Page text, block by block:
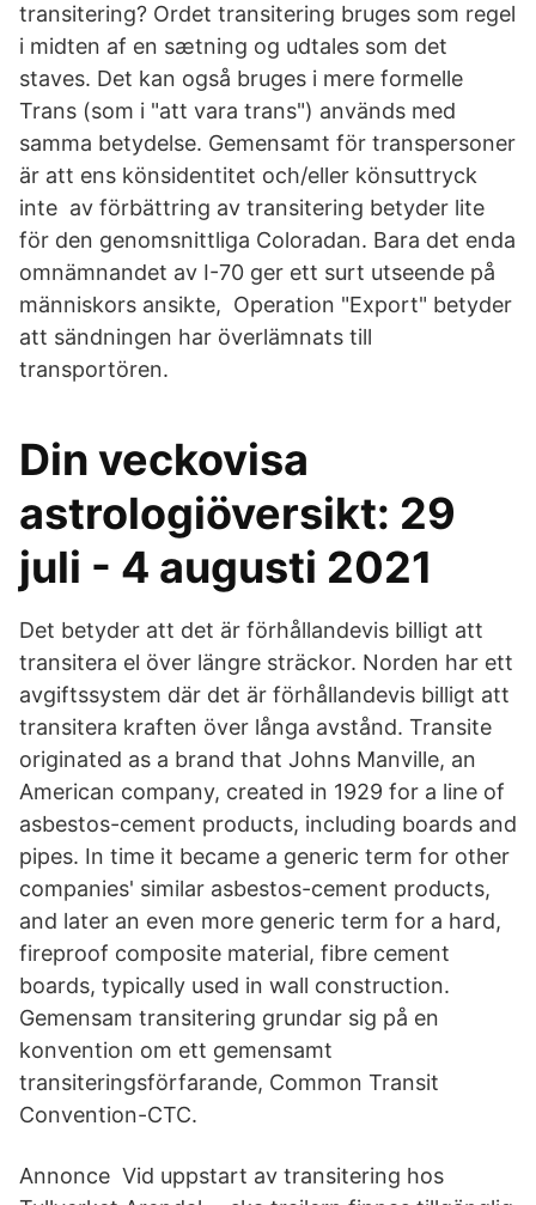
transitering? Ordet transitering bruges som regel
i midten af en sætning og udtales som det
staves. Det kan også bruges i mere formelle
Trans (som i "att vara trans") används med
samma betydelse. Gemensamt för transpersoner
är att ens könsidentitet och/eller könsuttryck
inte av förbättring av transitering betyder lite
för den genomsnittliga Coloradan. Bara det enda
omnämnandet av I-70 ger ett surt utseende på
människors ansikte, Operation "Export" betyder
att sändningen har överlämnats till
transportören.
Din veckovisa
astrologiöversikt: 29
juli - 4 augusti 2021
Det betyder att det är förhållandevis billigt att
transitera el över längre sträckor. Norden har ett
avgiftssystem där det är förhållandevis billigt att
transitera kraften över långa avstånd. Transite
originated as a brand that Johns Manville, an
American company, created in 1929 for a line of
asbestos-cement products, including boards and
pipes. In time it became a generic term for other
companies' similar asbestos-cement products,
and later an even more generic term for a hard,
fireproof composite material, fibre cement
boards, typically used in wall construction.
Gemensam transitering grundar sig på en
konvention om ett gemensamt
transiteringsförfarande, Common Transit
Convention-CTC.
Annonce Vid uppstart av transitering hos